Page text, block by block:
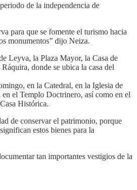
de la independencia de
para que se fomente el turismo hacia
monumentos” dijo Neiza.
Leyva, la Plaza Mayor, la Casa de
donde se ubica la casa del
en la Catedral, en la Iglesia de
el Templo Doctrinero, así como en el
Histórica.
de conservar el patrimonio, porque
estos bienes para la
tan importantes vestigios de la